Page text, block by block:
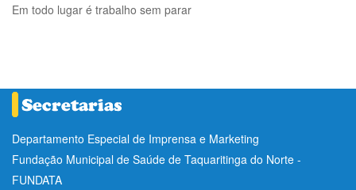
Em todo lugar é trabalho sem parar
Departamento Especial de Imprensa e Marketing
Fundação Municipal de Saúde de Taquaritinga do Norte -
FUNDATA